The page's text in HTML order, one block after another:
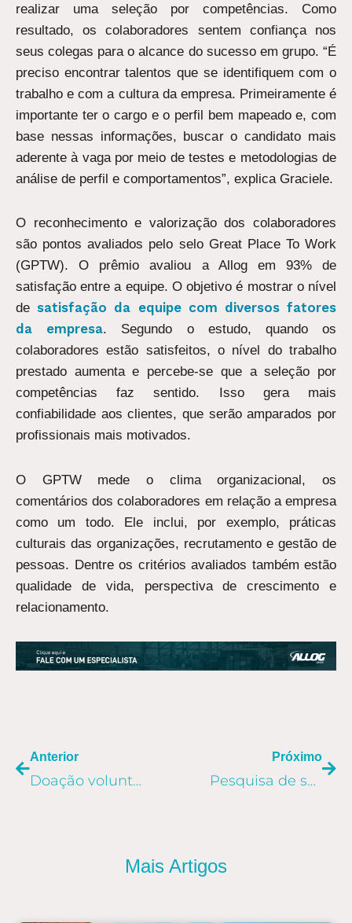
realizar uma seleção por competências. Como
resultado, os colaboradores sentem confiança nos
seus colegas para o alcance do sucesso em grupo. “É
preciso encontrar talentos que se identifiquem com o
trabalho e com a cultura da empresa. Primeiramente é
importante ter o cargo e o perfil bem mapeado e, com
base nessas informações, buscar o candidato mais
aderente à vaga por meio de testes e metodologias de
análise de perfil e comportamentos”, explica Graciele.
O reconhecimento e valorização dos colaboradores
são pontos avaliados pelo selo Great Place To Work
(GPTW). O prêmio avaliou a Allog em 93% de
satisfação entre a equipe. O objetivo é mostrar o nível
desatisfação da equipe com diversos fatores
da empresa. Segundo o estudo, quando os
colaboradores estão satisfeitos, o nível do trabalho
prestado aumenta e percebe-se que a seleção por
competências faz sentido. Isso gera mais
confiabilidade aos clientes, que serão amparados por
profissionais mais motivados.
O GPTW mede o clima organizacional, os
comentários dos colaboradores em relação a empresa
como um todo. Ele inclui, por exemplo, práticas
culturais das organizações, recrutamento e gestão de
pessoas. Dentre os critérios avaliados também estão
qualidade de vida, perspectiva de crescimento e
relacionamento.
Anterior
Doação voluntária de sangue: Allog conquista Selo Empresa Solidária do Hemosc
Próximo
Pesquisa de satisfação indica 93% de aprovação entre colaboradores da Allog
Mais Artigos